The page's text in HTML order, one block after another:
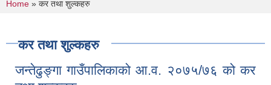
You are here
Home » कर तथा शुल्कहरु
कर तथा शुल्कहरु
जन्तेढुङ्गा गाउँपालिकाको आ.व. २०७५/७६ को कर